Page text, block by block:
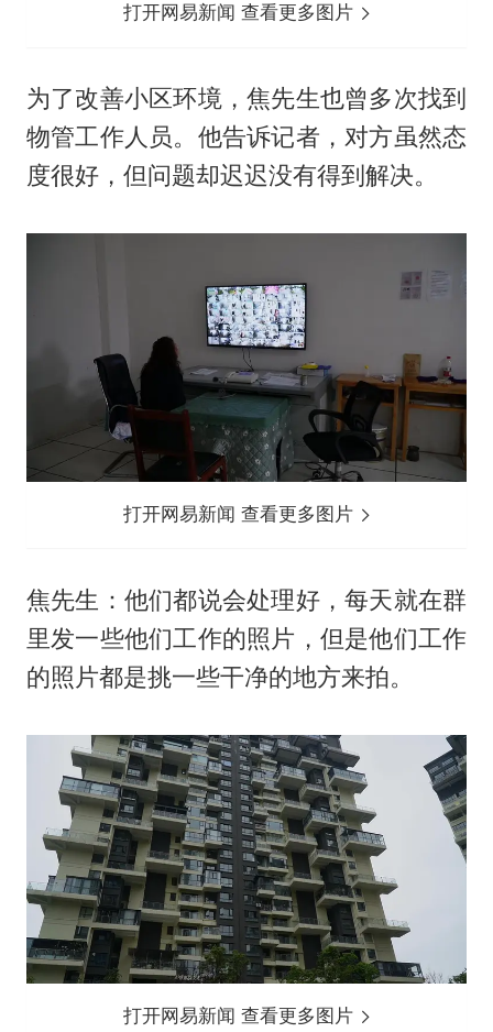
打开网易新闻 查看更多图片
为了改善小区环境，焦先生也曾多次找到
物管工作人员。他告诉记者，对方虽然态
度很好，但问题却迟迟没有得到解决。
打开网易新闻 查看更多图片
焦先生：他们都说会处理好，每天就在群
里发一些他们工作的照片，但是他们工作
的照片都是挑一些干净的地方来拍。
打开网易新闻 查看更多图片